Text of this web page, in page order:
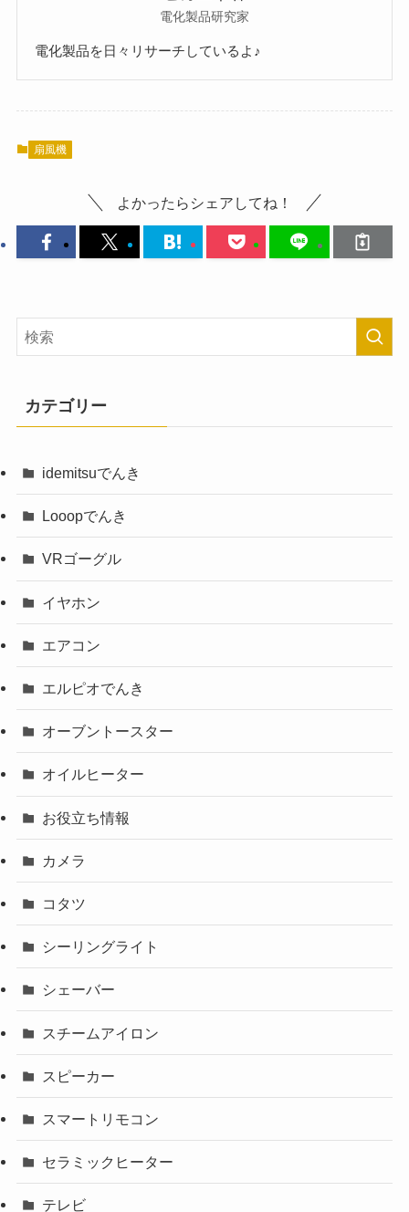
電化製品研究家
電化製品を日々リサーチしているよ♪
扇風機
よかったらシェアしてね！
カテゴリー
idemitsuでんき
Looopでんき
VRゴーグル
イヤホン
エアコン
エルピオでんき
オーブントースター
オイルヒーター
お役立ち情報
カメラ
コタツ
シーリングライト
シェーバー
スチームアイロン
スピーカー
スマートリモコン
セラミックヒーター
テレビ